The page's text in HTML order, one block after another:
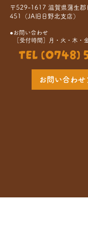
〒529-1617 滋賀県蒲生郡
451（JA旧日野北支店）
●お問い合わせ
［受付時間］月・火・木
TEL (0748)
お問い合わせ